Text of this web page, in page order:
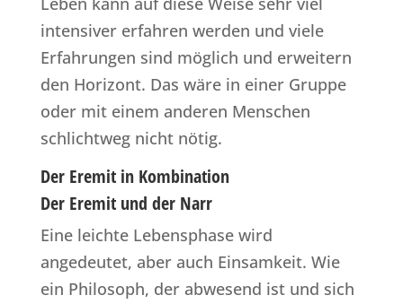
intensiver erfahren werden und viele
Erfahrungen sind möglich und erweitern
den Horizont. Das wäre in einer Gruppe
oder mit einem anderen Menschen
schlichtweg nicht nötig.
Der Eremit in Kombination
Der Eremit und der Narr
Eine leichte Lebensphase wird
angedeutet, aber auch Einsamkeit. Wie
ein Philosoph, der abwesend ist und sich